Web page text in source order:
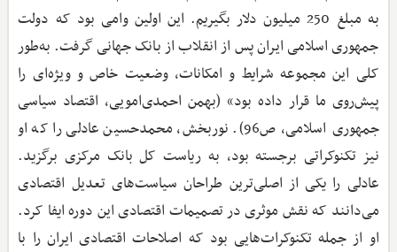
به مبلغ 250 میلیون دلار بگیریم. این اولین وامی بود که دولت
جمهوری اسلامی ایران پس از انقلاب از بانک جهانی گرفت. به‌طور
کلی این مجموعه شرایط و امکانات، وضعیت خاص و ویژه‌ای را
پیش‌‌روی ما قرار داده بود» (بهمن احمدی‌امویی، اقتصاد سیاسی
جمهوری اسلامی، ص96). نوربخش، محمدحسین عادلی را که او
نیز تکنوکراتی برجسته بود، به ریاست کل بانک مرکزی برگزید.
عادلی را یکی از اصلی‌ترین طراحان سیاست‌های تعدیل اقتصادی
می‌دانند که نقش موثری در تصمیمات اقتصادی این دوره ایفا کرد.
او از جمله تکنوکرات‌هایی بود که اصلاحات اقتصادی ایران را با